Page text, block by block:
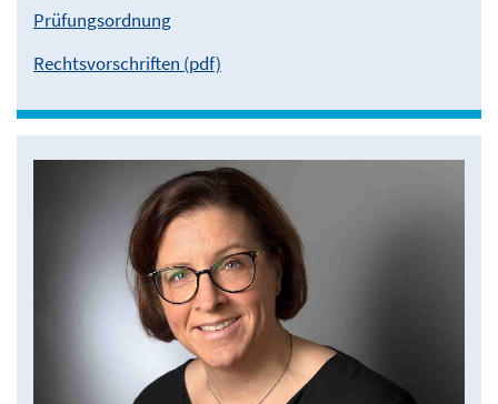
Prüfungsordnung
Rechtsvorschriften (pdf)